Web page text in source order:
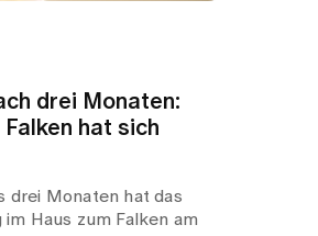
drei Monaten:
Falken hat sich
drei Monaten hat das
Haus zum Falken am